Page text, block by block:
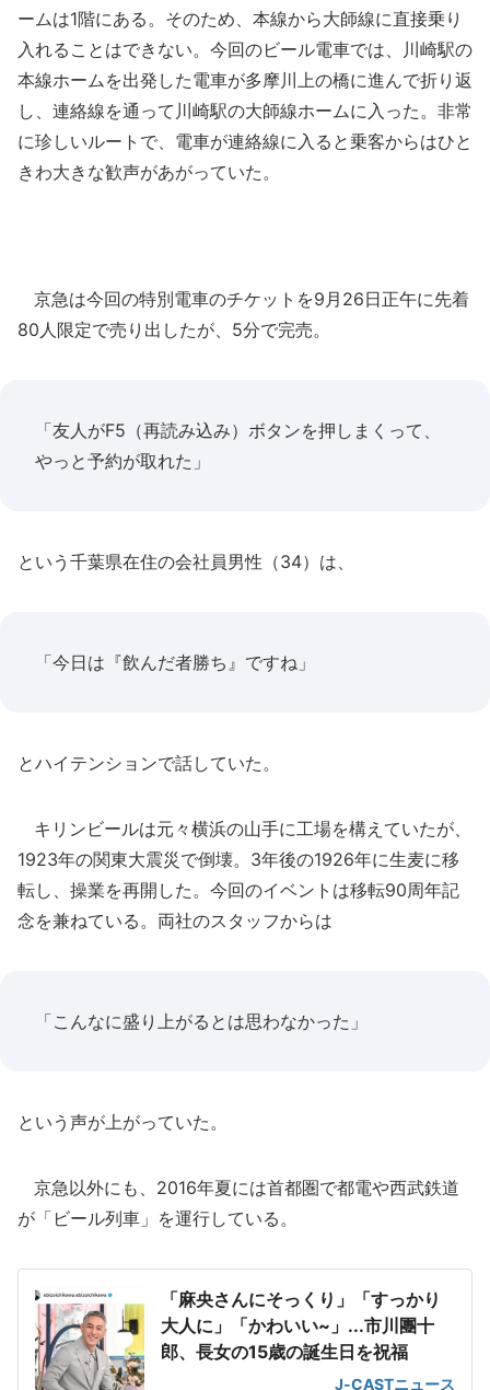
ームは1階にある。そのため、本線から大師線に直接乗り
入れることはできない。今回のビール電車では、川崎駅の
本線ホームを出発した電車が多摩川上の橋に進んで折り返
し、連絡線を通って川崎駅の大師線ホームに入った。非常
に珍しいルートで、電車が連絡線に入ると乗客からはひと
きわ大きな歓声があがっていた。
京急は今回の特別電車のチケットを9月26日正午に先着
80人限定で売り出したが、5分で完売。
「友人がF5（再読み込み）ボタンを押しまくって、
やっと予約が取れた」
という千葉県在住の会社員男性（34）は、
「今日は『飲んだ者勝ち』ですね」
とハイテンションで話していた。
キリンビールは元々横浜の山手に工場を構えていたが、
1923年の関東大震災で倒壊。3年後の1926年に生麦に移
転し、操業を再開した。今回のイベントは移転90周年記
念を兼ねている。両社のスタッフからは
「こんなに盛り上がるとは思わなかった」
という声が上がっていた。
京急以外にも、2016年夏には首都圏で都電や西武鉄道
が「ビール列車」を運行している。
「麻央さんにそっくり」「すっかり
大人に」「かわいい~」...市川團十
郎、長女の15歳の誕生日を祝福
J-CASTニュース